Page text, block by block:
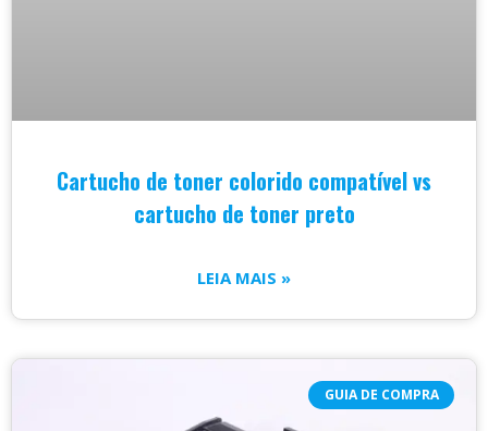
Cartucho de toner colorido compatível vs
cartucho de toner preto
LEIA MAIS »
GUIA DE COMPRA